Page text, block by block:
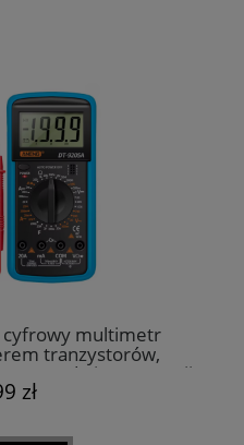
cyfrowy multimetr
tranzystorów,
DC, prądu i rezystancji
zł